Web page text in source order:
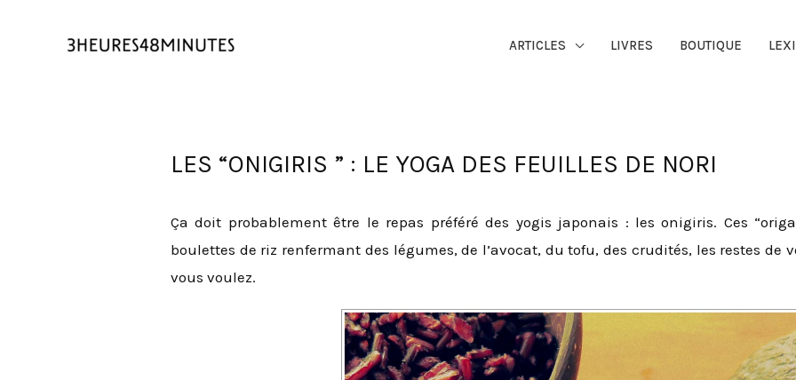
ARTICLES LIVRES BOUTIQUE
LES “ONIGIRIS ” : LE YOGA DES FEUILLES DE NORI
Ça doit probablement être le repas préféré des yogis japonais : les onigiris. Ces
boulettes de riz renfermant des légumes, de l’avocat, du tofu, des crudités, les restes de
vous voulez.